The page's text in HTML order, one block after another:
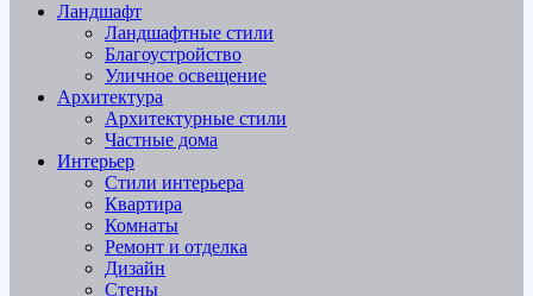
Ландшафт
Ландшафтные стили
Благоустройство
Уличное освещение
Архитектура
Архитектурные стили
Частные дома
Интерьер
Стили интерьера
Квартира
Комнаты
Ремонт и отделка
Дизайн
Стены